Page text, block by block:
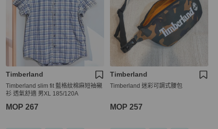
Timberland
Timberland slim fit 藍格紋棉麻短袖襯
衫 透氣舒適 男XL 185/120A
MOP 267
Timberland
Timberland 迷彩可調式腰包
MOP 257